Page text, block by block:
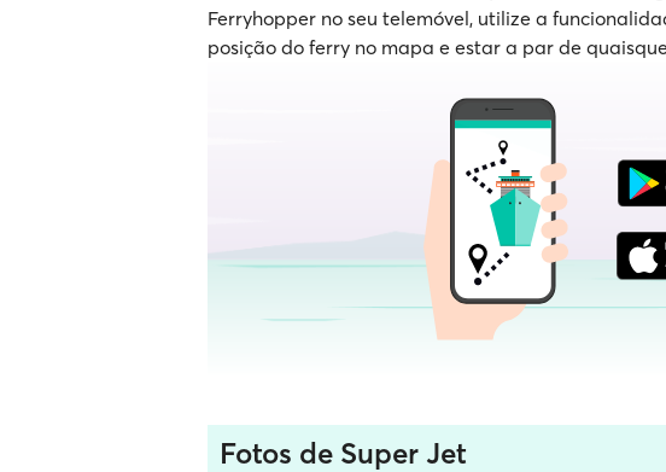
Ferryhopper no seu telemóvel, utilize a
posição do ferry no mapa e estar a par de
Fotos de Super Jet